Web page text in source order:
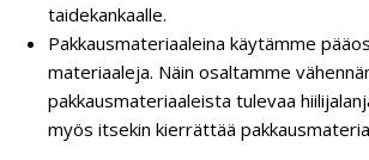
taidekankaalle.
Pakkausmateriaaleina käytämme
materiaaleja. Näin osaltamme
pakkausmateriaaleista tulevaa
myös itsekin kierrättää